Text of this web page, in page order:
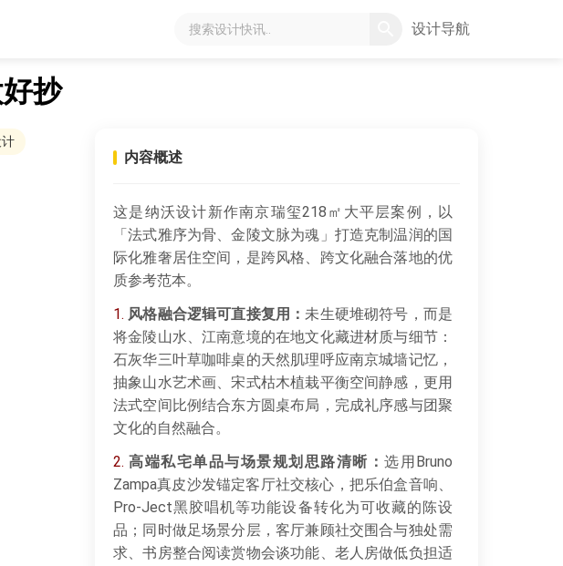
设计导航
抄
内容概述
这是纳沃设计新作南京瑞玺218㎡大平层案例，以
「法式雅序为骨、金陵文脉为魂」打造克制温润的国
际化雅奢居住空间，是跨风格、跨文化融合落地的优
质参考范本。
1. 风格融合逻辑可直接复用：未生硬堆砌符号，而是
将金陵山水、江南意境的在地文化藏进材质与细节：
石灰华三叶草咖啡桌的天然肌理呼应南京城墙记忆，
抽象山水艺术画、宋式枯木植栽平衡空间静感，更用
法式空间比例结合东方圆桌布局，完成礼序感与团聚
文化的自然融合。
2. 高端私宅单品与场景规划思路清晰：选用Bruno
Zampa真皮沙发锚定客厅社交核心，把乐伯盒音响、
Pro-Ject黑胶唱机等功能设备转化为可收藏的陈设
品；同时做足场景分层，客厅兼顾社交围合与独处需
求、书房整合阅读赏物会谈功能、老人房做低负担适